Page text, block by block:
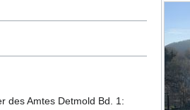
des Amtes Detmold Bd. 1: